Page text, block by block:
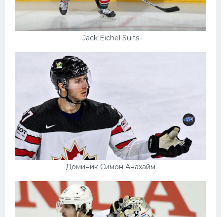
Jack Eichel Suits
Доминик Симон Анахайм